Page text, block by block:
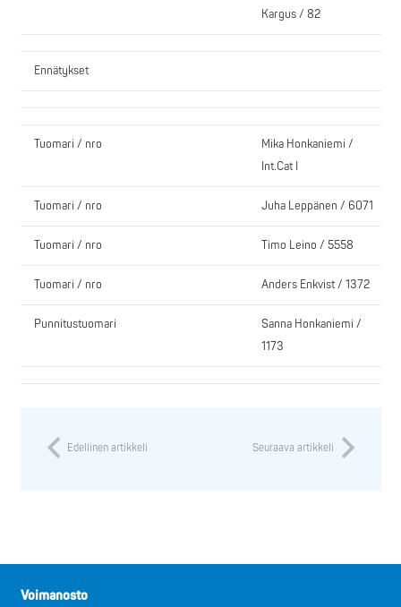
Kargus / 82
Ennätykset
Tuomari / nro
Mika Honkaniemi /
Int.Cat I
Tuomari / nro Juha Leppänen / 6071
Tuomari / nro Timo Leino / 5558
Tuomari / nro Anders Enkvist / 1372
Punnitustuomari
Sanna Honkaniemi /
1173
Edellinen artikkeli Seuraava artikkeli
Voimanosto